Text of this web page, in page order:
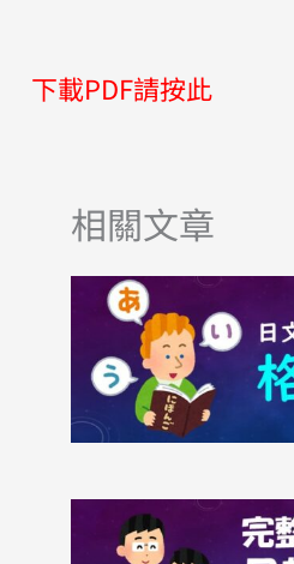
下載PDF請按此
相關文章